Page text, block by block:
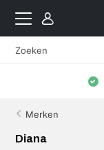
Merken
Diana